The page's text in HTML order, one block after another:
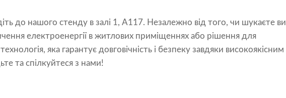
до нашого стенду в залі 1, A117. Незалежно від того, чи шукаєте ви
електроенергії в житлових приміщеннях або рішення для
яка гарантує довговічність і безпеку завдяки високоякісним
та спілкуйтеся з нами!